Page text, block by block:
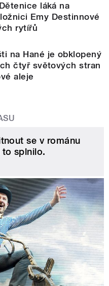
láká na
Emy Destinnové
rytířů
na Hané je obklopený
čtyř světových stran
aleje
se v románu
to splnilo.